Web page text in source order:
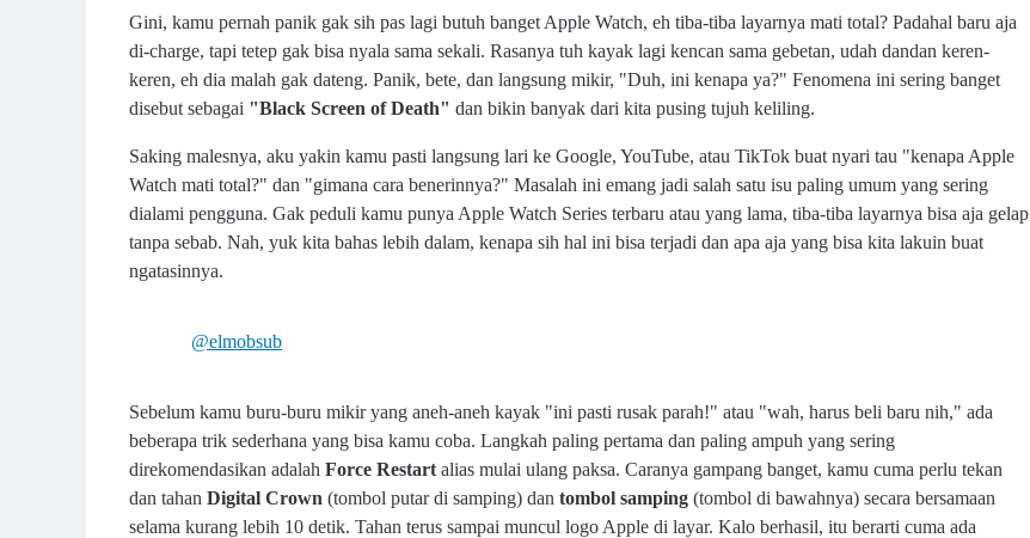
Gini, kamu pernah panik gak sih pas lagi butuh banget Apple Watch, eh tiba-tiba layarnya mati total? Padahal baru aja
di-charge, tapi tetep gak bisa nyala sama sekali. Rasanya tuh kayak lagi kencan sama gebetan, udah dandan keren-
keren, eh dia malah gak dateng. Panik, bete, dan langsung mikir, "Duh, ini kenapa ya?" Fenomena ini sering banget
disebut sebagai "Black Screen of Death" dan bikin banyak dari kita pusing tujuh keliling.
Saking malesnya, aku yakin kamu pasti langsung lari ke Google, YouTube, atau TikTok buat nyari tau "kenapa Apple
Watch mati total?" dan "gimana cara benerinnya?" Masalah ini emang jadi salah satu isu paling umum yang sering
dialami pengguna. Gak peduli kamu punya Apple Watch Series terbaru atau yang lama, tiba-tiba layarnya bisa aja gelap
tanpa sebab. Nah, yuk kita bahas lebih dalam, kenapa sih hal ini bisa terjadi dan apa aja yang bisa kita lakuin buat
ngatasinnya.
@elmobsub
Sebelum kamu buru-buru mikir yang aneh-aneh kayak "ini pasti rusak parah!" atau "wah, harus beli baru nih," ada
beberapa trik sederhana yang bisa kamu coba. Langkah paling pertama dan paling ampuh yang sering
direkomendasikan adalah Force Restart alias mulai ulang paksa. Caranya gampang banget, kamu cuma perlu tekan
dan tahan Digital Crown (tombol putar di samping) dan tombol samping (tombol di bawahnya) secara bersamaan
selama kurang lebih 10 detik. Tahan terus sampai muncul logo Apple di layar. Kalo berhasil, itu berarti cuma ada